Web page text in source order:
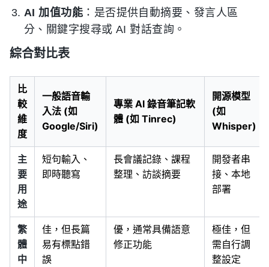
AI 加值功能 ：是否提供自動摘要、發言人區
分、關鍵字搜尋或 AI 對話查詢。
綜合對比表
比
較
維
度
一般語音輸
入法 (如
Google/Siri)
專業 AI 錄音筆記軟
體 (如 Tinrec)
開源模型
(如
Whisper)
主
要
用
途
短句輸入、
即時聽寫
長會議記錄、課程
整理、訪談摘要
開發者串
接、本地
部署
繁
體
中
佳，但長篇
易有標點錯
誤
優，通常具備語意
修正功能
極佳，但
需自行調
整設定